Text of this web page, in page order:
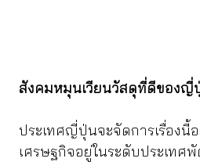
สังคมหมุนเวียนวัสดุที่ดีของญี่
ประเทศญี่ปุ่นจะจัดการเรื่องนี้
เศรษฐกิจอยู่ในระดับประเท